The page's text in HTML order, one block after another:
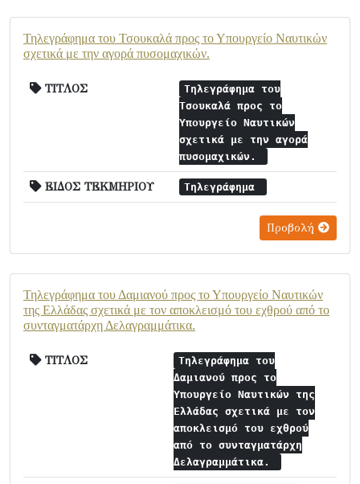
Τηλεγράφημα του Τσουκαλά προς το Υπουργείο Ναυτικών
σχετικά με την αγορά πυσομαχικών.
ΤΙΤΛΟΣ
Τηλεγράφημα του
Τσουκαλά προς το
Υπουργείο Ναυτικών
σχετικά με την αγορά
πυσομαχικών.
ΕΙΔΟΣ ΤΕΚΜΗΡΙΟΥ Τηλεγράφημα
Προβολή
Τηλεγράφημα του Δαμιανού προς το Υπουργείο Ναυτικών
της Ελλάδας σχετικά με τον αποκλεισμό του εχθρού από το
συνταγματάρχη Δελαγραμμάτικα.
ΤΙΤΛΟΣ
Τηλεγράφημα του
Δαμιανού προς το
Υπουργείο Ναυτικών της
Ελλάδας σχετικά με τον
αποκλεισμό του εχθρού
από το συνταγματάρχη
Δελαγραμμάτικα.